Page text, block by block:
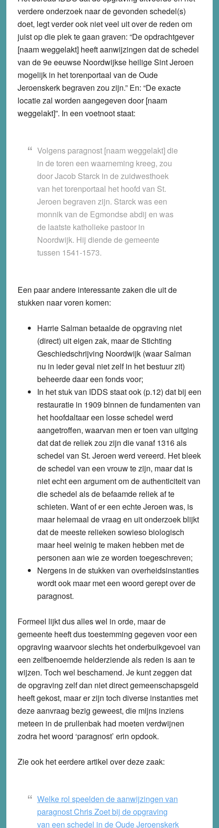
verdere onderzoek naar de gevonden schedel(s)
doet, legt verder ook niet veel uit over de reden om
juist op die plek te gaan graven: “De opdrachtgever
[naam weggelakt] heeft aanwijzingen dat de schedel
van de 9e eeuwse Noordwijkse heilige Sint Jeroen
mogelijk in het torenportaal van de Oude
Jeroenskerk begraven zou zijn.” En: “De exacte
locatie zal worden aangegeven door [naam
weggelakt]”. In een voetnoot staat:
Volgens paragnost [naam weggelakt] die
in de toren een waarneming kreeg, zou
door Jacob Starck in de zuidwesthoek
van het torenportaal het hoofd van St.
Jeroen begraven zijn. Starck was een
monnik van de Egmondse abdij en was
de laatste katholieke pastoor in
Noordwijk. Hij diende de gemeente
tussen 1541-1573.
Een paar andere interessante zaken die uit de
stukken naar voren komen:
Harrie Salman betaalde de opgraving niet
(direct) uit eigen zak, maar de Stichting
Geschiedschrijving Noordwijk (waar Salman
nu in ieder geval niet zelf in het bestuur zit)
beheerde daar een fonds voor;
In het stuk van IDDS staat ook (p.12) dat bij een
restauratie in 1909 binnen de fundamenten van
het hoofdaltaar een losse schedel werd
aangetroffen, waarvan men er toen van uitging
dat dat de reliek zou zijn die vanaf 1316 als
schedel van St. Jeroen werd vereerd. Het bleek
de schedel van een vrouw te zijn, maar dat is
niet echt een argument om de authenticiteit van
die schedel als de befaamde reliek af te
schieten. Want of er een echte Jeroen was, is
maar helemaal de vraag en uit onderzoek blijkt
dat de meeste relieken sowieso biologisch
maar heel weinig te maken hebben met de
personen aan wie ze worden toegeschreven;
Nergens in de stukken van overheidsinstanties
wordt ook maar met een woord gerept over de
paragnost.
Formeel lijkt dus alles wel in orde, maar de
gemeente heeft dus toestemming gegeven voor een
opgraving waarvoor slechts het onderbuikgevoel van
een zelfbenoemde helderziende als reden is aan te
wijzen. Toch wel beschamend. Je kunt zeggen dat
de opgraving zelf dan niet direct gemeenschapsgeld
heeft gekost, maar er zijn toch diverse instanties met
deze aanvraag bezig geweest, die mijns inziens
meteen in de prullenbak had moeten verdwijnen
zodra het woord ‘paragnost’ erin opdook.
Zie ook het eerdere artikel over deze zaak:
Welke rol speelden de aanwijzingen van
paragnost Chris Zoet bij de opgraving
van een schedel in de Oude Jeroenskerk